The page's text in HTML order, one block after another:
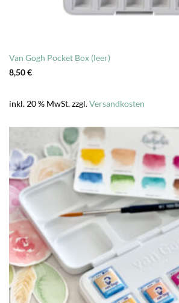
Van Gogh Pocket Box (leer)
8,50€
inkl. 20 % MwSt.zzgl.Versandkosten